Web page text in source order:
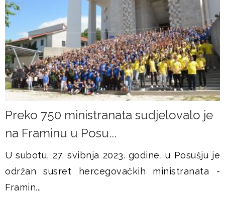
Preko 750 ministranata sudjelovalo je
na Framinu u Posu...
U subotu, 27. svibnja 2023. godine, u Posušju je
održan susret hercegovačkih ministranata -
Framin...